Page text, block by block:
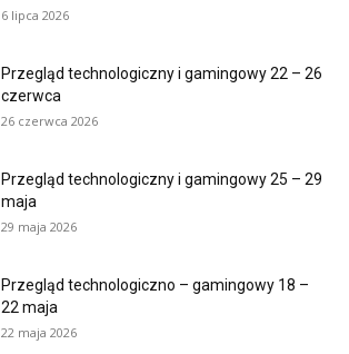
6 lipca 2026
Przegląd technologiczny i gamingowy 22 – 26
czerwca
26 czerwca 2026
Przegląd technologiczny i gamingowy 25 – 29
maja
29 maja 2026
Przegląd technologiczno – gamingowy 18 –
22 maja
22 maja 2026